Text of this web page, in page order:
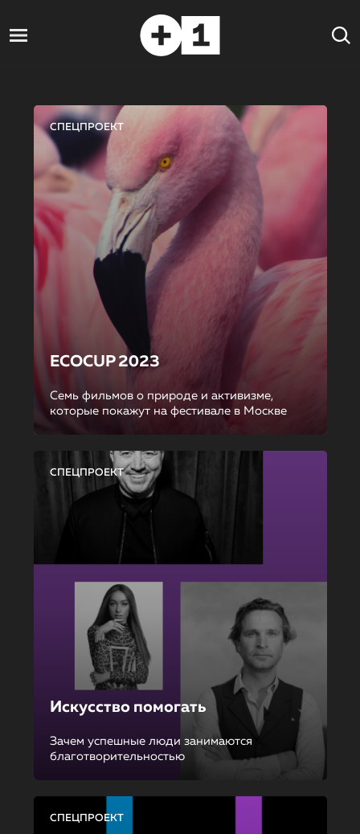
СПЕЦПРОЕКТ
ECOCUP 2023
Семь фильмов о природе и активизме,
которые покажут на фестивале в Москве
СПЕЦПРОЕКТ
Искусство помогать
Зачем успешные люди занимаются
благотворительностью
СПЕЦПРОЕКТ